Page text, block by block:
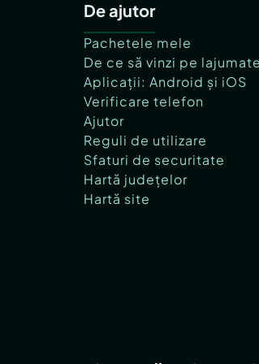
De ajutor
Pachetele mele
De ce să vinzi pe
Aplicații: Android și iOS
Verificare telefon
Ajutor
Reguli de utilizare
Sfaturi de securitate
Hartă județelor
Hartă site